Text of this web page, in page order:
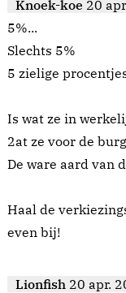
Knoek-koe 20
5%...
Slechts 5%
5 zielige
Is wat ze in
2at ze voor de
De ware aard van
Haal de
even bij!
Lionfish 20 apr.